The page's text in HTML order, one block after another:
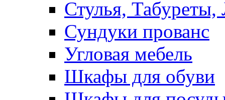
Стулья, Табуреты,
Сундуки прованс
Угловая мебель
Шкафы для обуви